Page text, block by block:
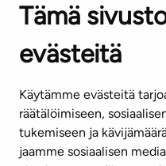
Tämä
evästeitä
Käytämme evästeitä
räätälöimiseen,
tukemiseen ja
jaamme sosiaalisen
Kontaktinformation
KUNDSERVICE
(vardagar kl. 8–16)
info@ta.fi